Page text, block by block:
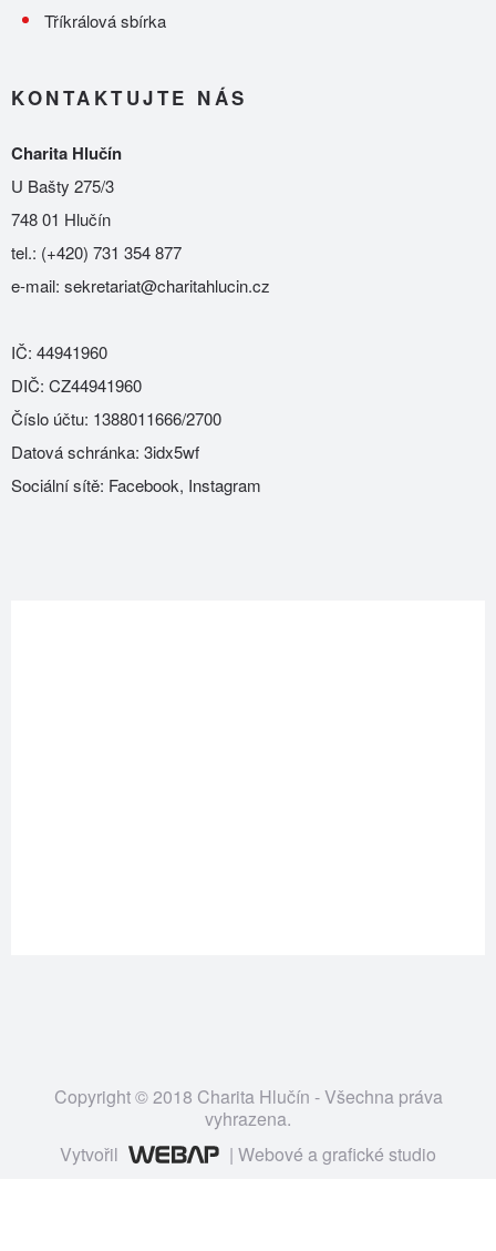
Tříkrálová sbírka
KONTAKTUJTE NÁS
Charita Hlučín
U Bašty 275/3
748 01 Hlučín
tel.: (+420) 731 354 877
e-mail: sekretariat@charitahlucin.cz
IČ: 44941960
DIČ: CZ44941960
Číslo účtu: 1388011666/2700
Datová schránka: 3idx5wf
Sociální sítě: Facebook, Instagram
Copyright © 2018 Charita Hlučín - Všechna práva
vyhrazena.
Vytvořil
| Webové a grafické studio